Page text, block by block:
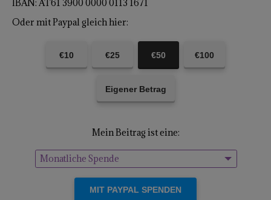
IBAN: AT61 3900 0000 0113 1671
Oder mit Paypal gleich hier:
€10 €25 €50 €100
Eigener Betrag
Mein Beitrag ist eine:
Einmalige Spende
Monatliche Spende